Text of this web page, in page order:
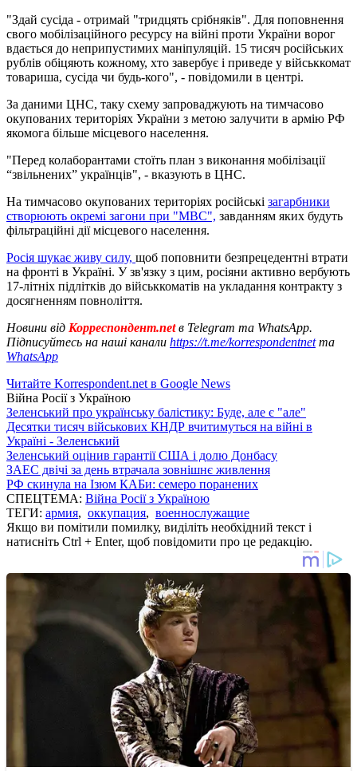
"Здай сусіда - отримай "тридцять срібняків". Для поповнення
свого мобілізаційного ресурсу на війні проти України ворог
вдається до неприпустимих маніпуляцій. 15 тисяч російських
рублів обіцяють кожному, хто завербує і приведе у військкомат
товариша, сусіда чи будь-кого", - повідомили в центрі.
За даними ЦНС, таку схему запроваджують на тимчасово
окупованих територіях України з метою залучити в армію РФ
якомога більше місцевого населення.
"Перед колаборантами стоїть план з виконання мобілізації
“звільнених” українців", - вказують в ЦНС.
На тимчасово окупованих територіях російські загарбники
створюють окремі загони при "МВС", завданням яких будуть
фільтраційні дії місцевого населення.
Росія шукає живу силу, щоб поповнити безпрецедентні втрати
на фронті в Україні. У зв'язку з цим, росіяни активно вербують
17-літніх підлітків до військкоматів на укладання контракту з
досягненням повноліття.
Новини від Корреспондент.netв Telegram та WhatsApp.
Підписуйтесь на наші канали https://t.me/korrespondentnetта
WhatsApp
Читайте Korrespondent.net в Google News
Війна Росії з Україною
Зеленський про українську балістику: Буде, але є "але"
Десятки тисяч військових КНДР вчитимуться на війні в
Україні - Зеленський
Зеленський оцінив гарантії США і долю Донбасу
ЗАЕС двічі за день втрачала зовнішнє живлення
РФ скинула на Ізюм КАБи: семеро поранених
СПЕЦТЕМА: Війна Росії з Україною
ТЕГИ: армия, оккупация, военнослужащие
Якщо ви помітили помилку, виділіть необхідний текст і
натисніть Ctrl + Enter, щоб повідомити про це редакцію.